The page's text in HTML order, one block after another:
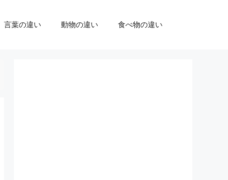
言葉の違い 動物の違い 食べ物の違い